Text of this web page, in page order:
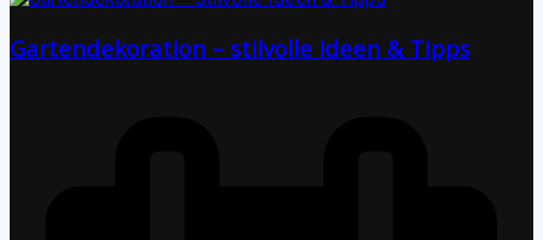
Gartendekoration – stilvolle Ideen & Tipps